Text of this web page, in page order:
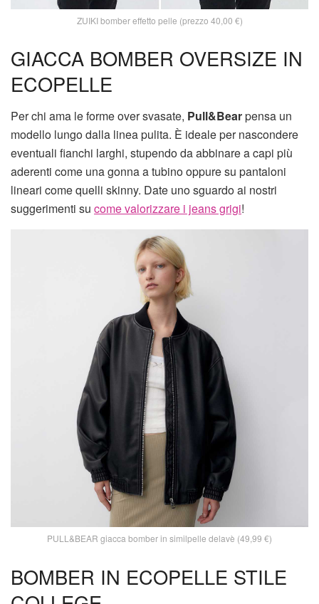
ZUIKI bomber effetto pelle (prezzo 40,00 €)
GIACCA BOMBER OVERSIZE IN
ECOPELLE
Per chi ama le forme over svasate, Pull&Bearpensa un
modello lungo dalla linea pulita. È ideale per nascondere
eventuali fianchi larghi, stupendo da abbinare a capi più
aderenti come una gonna a tubino oppure su pantaloni
lineari come quelli skinny. Date uno sguardo ai nostri
suggerimenti su come valorizzare i jeans grigi!
PULL&BEAR giacca bomber in similpelle delavè (49,99 €)
BOMBER IN ECOPELLE STILE